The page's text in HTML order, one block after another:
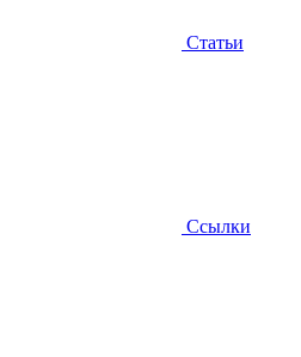
Статьи
Ссылки